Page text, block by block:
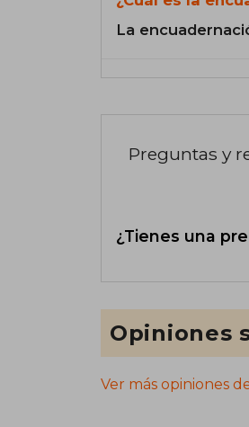
La
Preguntas y
¿Tienes una
Opiniones
Ver más opiniones